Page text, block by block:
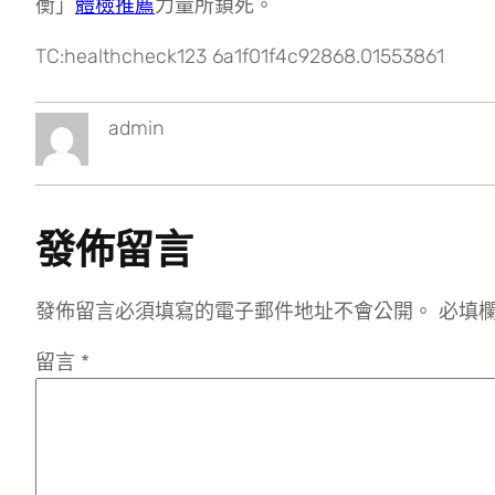
衡」 體檢推薦力量所鎖死。
TC:healthcheck123 6a1f01f4c92868.01553861
admin
發佈留言
發佈留言必須填寫的電子郵件地址不會公開。 必填
留言 *